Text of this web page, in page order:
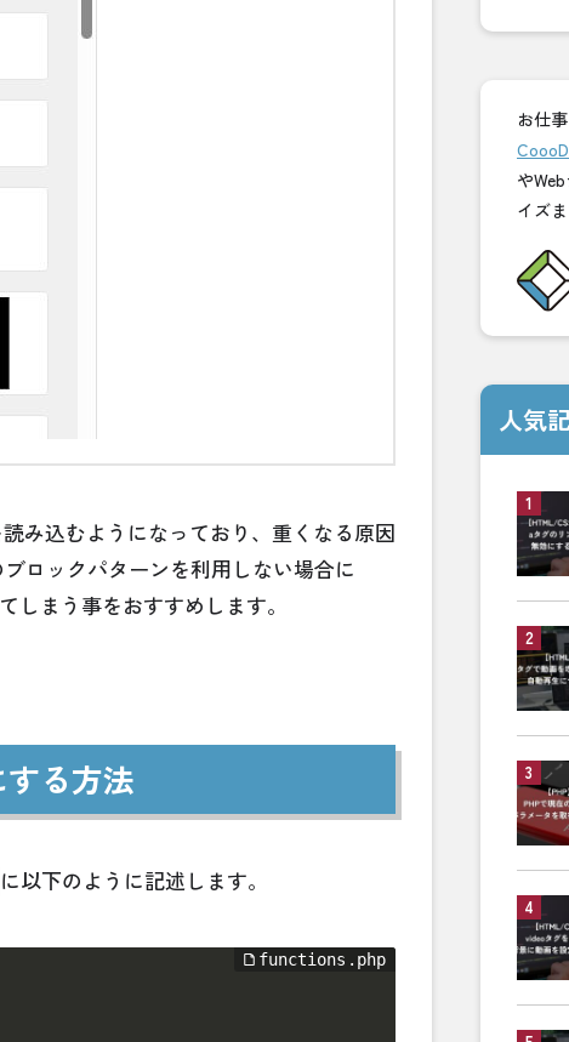
み込むようになっており、重くなる原因
ロックパターンを利用しない場合に
まう事をおすすめします。
る方法
に以下のように記述します。
お仕
や
イズ
人気